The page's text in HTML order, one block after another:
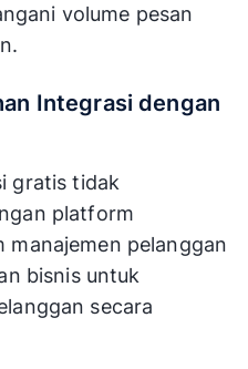
volume pesan
Integrasi dengan
gratis tidak
platform
manajemen pelanggan
bisnis untuk
secara